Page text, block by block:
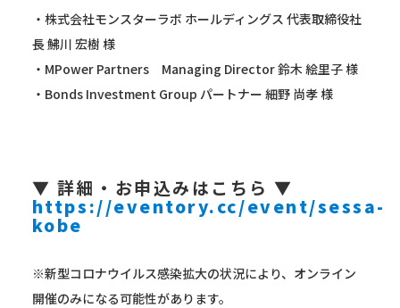
・株式会社モンスターラボ ホールディングス 代表取締役社
長 鮄川 宏樹 様
・MPower Partners Managing Director 鈴木 絵里子 様
・Bonds Investment Group パートナー 細野 尚孝 様
▼ 詳細・お申込みはこちら ▼
https://eventory.cc/event/sessa-
kobe
※新型コロナウイルス感染拡大の状況により、オンライン
開催のみになる可能性があります。